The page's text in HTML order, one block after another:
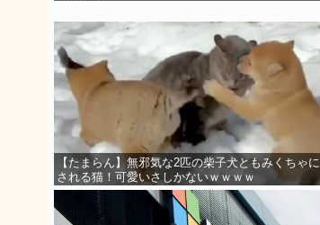
【たまらん】無邪気な2匹の柴子犬ともみくちゃに
される猫！可愛いさしかないｗｗｗｗ